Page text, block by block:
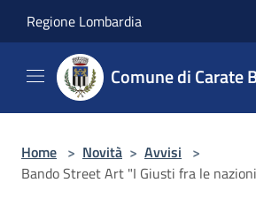
Regione Lombardia
Comune di Carate
Home > Novità > Avvisi >
Bando Street Art "I Giusti fra le